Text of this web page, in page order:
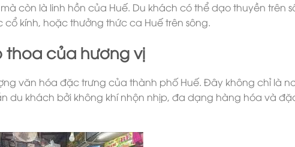
còn là linh hồn của Huế. Du khách có thể dạo thuyền trên
kính, hoặc thưởng thức ca Huế trên sông.
thoa của hương vị
văn hóa đặc trưng của thành phố Huế. Đây không chỉ là
du khách bởi không khí nhộn nhịp, đa dạng hàng hóa và